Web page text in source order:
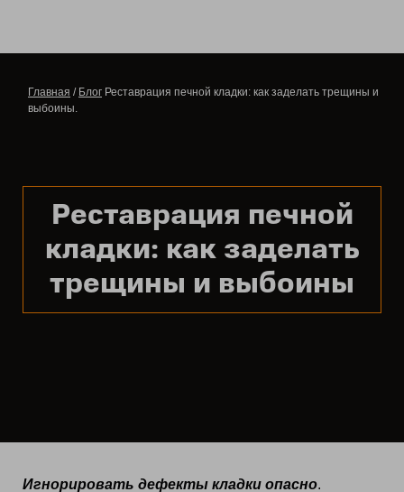
Реставрация печной
кладки: как заделать
трещины и выбоины
Главная / Блог Реставрация печной кладки: как заделать трещины и
выбоины.
Игнорировать дефекты кладки опасно.